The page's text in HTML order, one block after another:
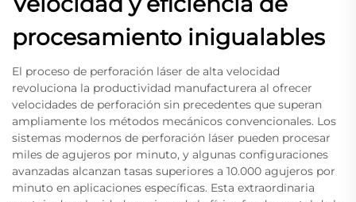
procesamiento inigualables
El proceso de perforación láser de alta velocidad
revoluciona la productividad manufacturera al ofrecer
velocidades de perforación sin precedentes que superan
ampliamente los métodos mecánicos convencionales. Los
sistemas modernos de perforación láser pueden procesar
miles de agujeros por minuto, y algunas configuraciones
avanzadas alcanzan tasas superiores a 10.000 agujeros por
minuto en aplicaciones específicas. Esta extraordinaria